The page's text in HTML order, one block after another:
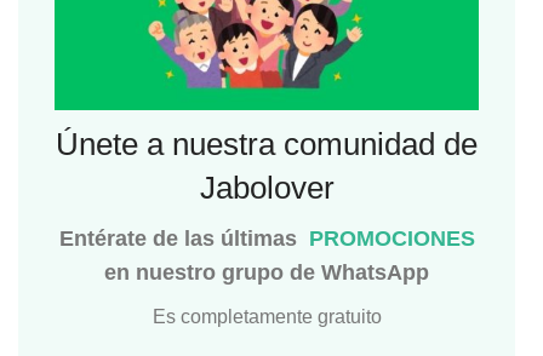
Únete a nuestra comunidad de
Jabolover
Entérate de las últimas PROMOCIONES
en nuestro grupo de WhatsApp
Es completamente gratuito